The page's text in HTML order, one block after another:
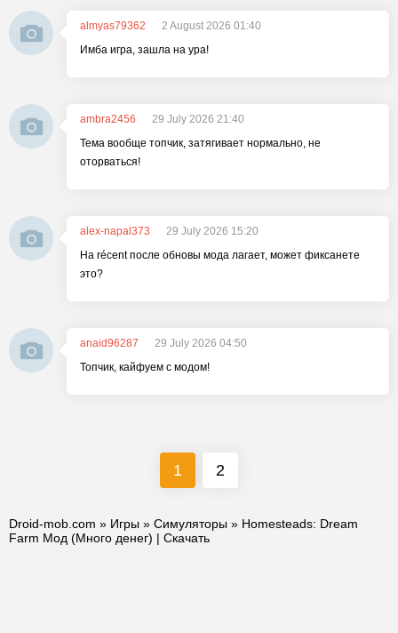
almyas79362
2 August 2026 01:40
Имба игра, зашла на ура!
ambra2456
29 July 2026 21:40
Тема вообще топчик, затягивает нормально, не
оторваться!
alex-napal373
29 July 2026 15:20
На récent после обновы мода лагает, может фиксанете
это?
anaid96287
29 July 2026 04:50
Топчик, кайфуем с модом!
1 2
Droid-mob.com » Игры » Симуляторы » Homesteads: Dream
Farm Мод (Много денег) | Скачать